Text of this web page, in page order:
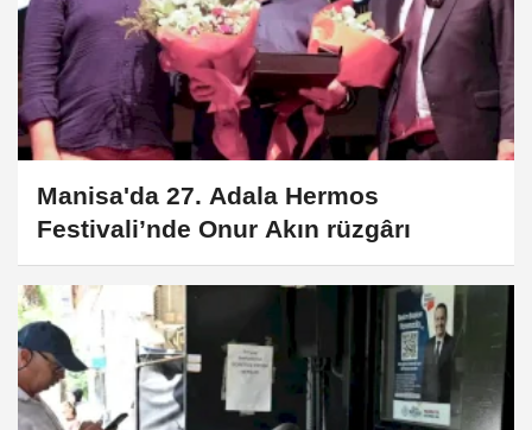
Manisa'da 27. Adala Hermos
Festivali’nde Onur Akın rüzgârı